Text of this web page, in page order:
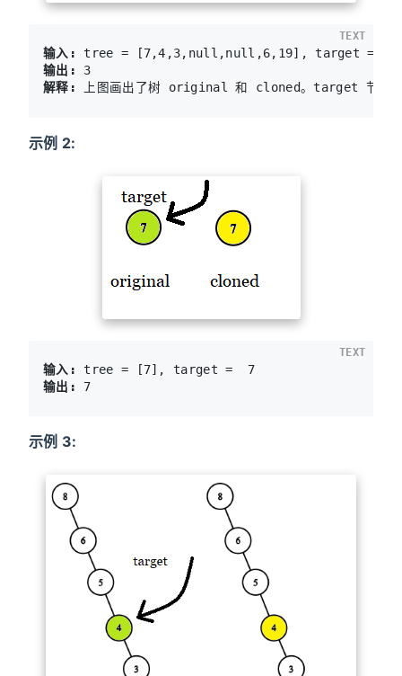
输入:
输出:
解释:
上图画出了树 original 和 cloned。target 节点在
TEXT
示例 2:
输入:
输出:
TEXT
示例 3: